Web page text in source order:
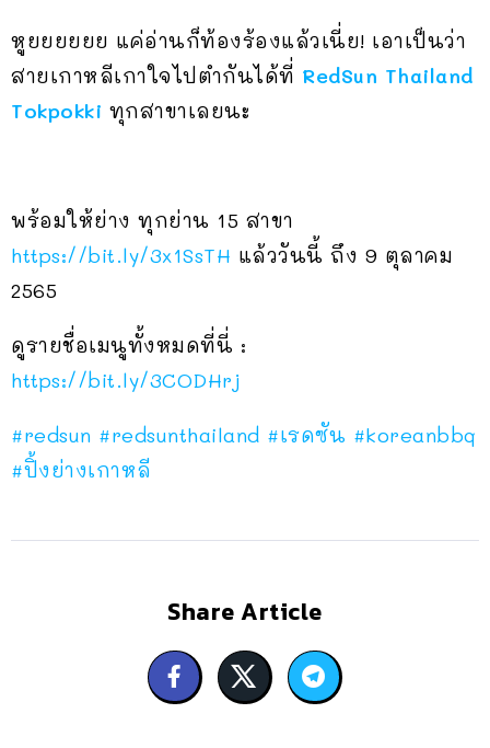
หูยยยยยย แค่อ่านก็ท้องร้องแล้วเนี่ย! เอาเป็นว่า
สายเกาหลีเกาใจไปตำกันได้ที่ RedSun Thailand
Tokpokki ทุกสาขาเลยนะ
พร้อมให้ย่าง ทุกย่าน 15 สาขา
https://bit.ly/3x1SsTH แล้ววันนี้ ถึง 9 ตุลาคม
2565
ดูรายชื่อเมนูทั้งหมดที่นี่ :
https://bit.ly/3CODHrj
#redsun #redsunthailand #เรดซัน #koreanbbq
#ปิ้งย่างเกาหลี
Share Article